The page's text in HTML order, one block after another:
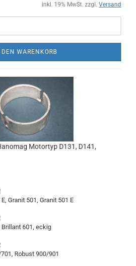
inkl. 19% MwSt. zzgl. Versand
DEN WARENKORB
Motortyp D131, D141,
Granit 501, Granit 501 E
601, eckig
Robust 900/901